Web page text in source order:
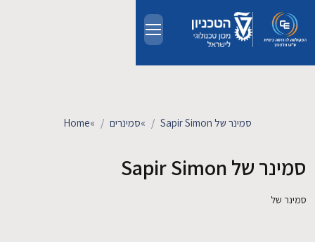
מחקר
Home» סמינרים» סמינר של Sapir Simon
סמינר של Sapir Simon
סמינר של